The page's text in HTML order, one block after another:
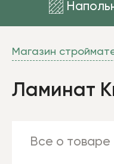
Магазин
Ламинат
Все о товаре